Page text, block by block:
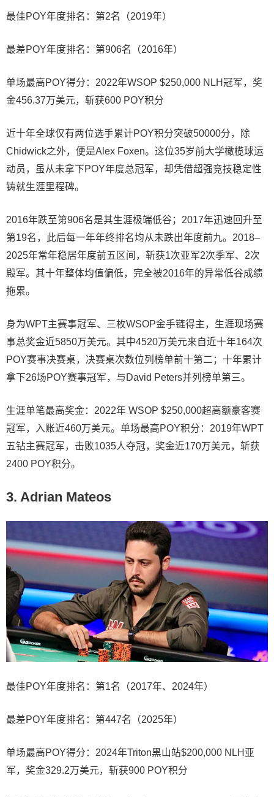
最佳POY年度排名：第2名（2019年）
最差POY年度排名：第906名（2016年）
单场最高POY得分：2022年WSOP $250,000 NLH冠军，奖
金456.37万美元，斩获600 POY积分
近十年全球仅有两位选手累计POY积分突破50000分，除
Chidwick之外，便是Alex Foxen。这位35岁前大学橄榄球运
动员，虽从未拿下POY年度总冠军，却凭借超强竞技稳定性
铸就生涯里程碑。
2016年跌至第906名是其生涯极端低谷；2017年迅速回升至
第19名，此后每一年年终排名均从未跌出年度前九。2018–
2025年常年稳居年度前五区间，斩获1次亚军2次季军、2次
殿军。其十年整体均值偏低，完全被2016年的异常低谷成绩
拖累。
身为WPT主赛事冠军、三枚WSOP金手链得主，生涯现场赛
事总奖金近5850万美元。其中4520万美元来自近十年164次
POY赛事决赛桌，决赛桌次数位列榜单前十第二；十年累计
拿下26场POY赛事冠军，与David Peters并列榜单第三。
生涯单笔最高奖金：2022年 WSOP $250,000超高额豪客赛
冠军，入账近460万美元。单场最高POY积分：2019年WPT
五钻主赛冠军，击败1035人夺冠，奖金近170万美元，斩获
2400 POY积分。
3. Adrian Mateos
最佳POY年度排名：第1名（2017年、2024年）
最差POY年度排名：第447名（2025年）
单场最高POY得分：2024年Triton黑山站$200,000 NLH亚
军，奖金329.2万美元，斩获900 POY积分